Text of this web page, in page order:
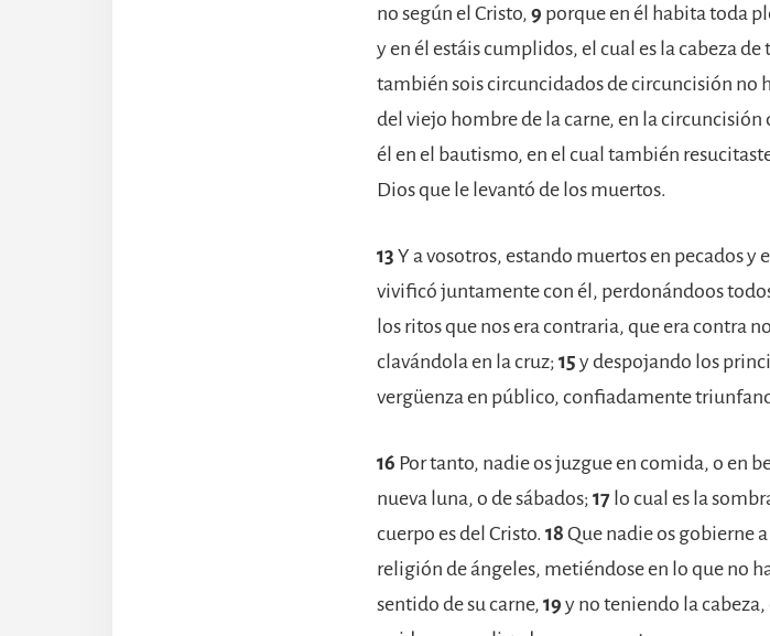
no según el Cristo, 9 porque en él habita toda
y en él estáis cumplidos, el cual es la cabeza
también sois circuncidados de circuncisión no
del viejo hombre de la carne, en la circuncisión
él en el bautismo, en el cual también
Dios que le levantó de los muertos.
13 Y a vosotros, estando muertos en pecados y
vivificó juntamente con él, perdonándoos
los ritos que nos era contraria, que era contra
clavándola en la cruz; 15 y despojando los
vergüenza en público, confiadamente
16 Por tanto, nadie os juzgue en comida, o en
nueva luna, o de sábados; 17 lo cual es la
cuerpo es del Cristo. 18 Que nadie os gobierne
religión de ángeles, metiéndose en lo que no
sentido de su carne, 19 y no teniendo la